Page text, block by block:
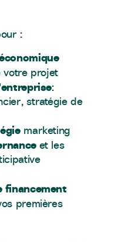
:
votre projet
:
stratégie de
marketing
et les
financement
premières